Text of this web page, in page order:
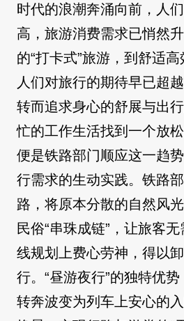
时代的浪潮奔涌向前，人
高，旅游消费需求已悄然
的“打卡式”旅游，到舒适
人们对旅行的期待早已超
转而追求身心的舒展与出
忙的工作生活找到一个放
便是铁路部门顺应这一趋
行需求的生动实践。铁路
路，将原本分散的自然风
民俗“串珠成链”，让旅客
线规划上费心劳神，得以
行。“昼游夜行”的独特优
转奔波变为列车上安心的